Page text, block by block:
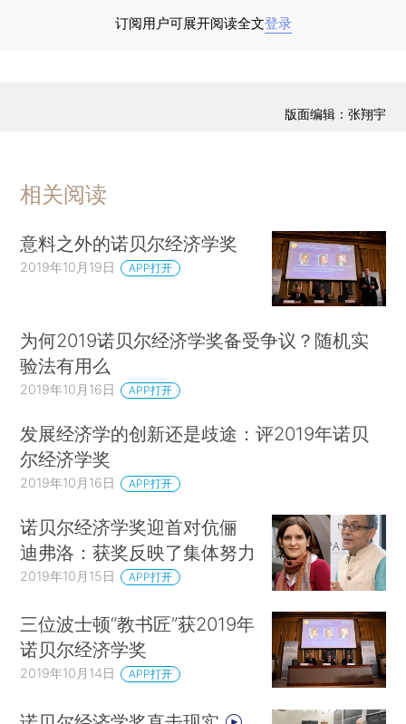
益冲突。本文的写作没有获得任何研究、署名和/或
设立物理学、化学、生理学或医学、文学以及和平
五个类别的年度奖项，以表彰那些“为人类做出杰出
贡献”的个人。这五个领域的诺贝尔奖于1901年首
次颁发。（*1.早在乔治·施蒂格勒（George
Stigler）1982年获得诺贝尔经济学奖之前，他就在
声称“如果诺贝尔先生是一个更明智的人，他就会
把奖颁给社会科学领域的研究者，以更好地实现文
明社会这一人类真正难以达成的目标”。
1968年，为了庆祝瑞典国家银行成立300周
年、支持其从瑞典政府中独立出来，并宣扬其工作
的科学性，瑞典国家银行向诺贝尔基金会捐款，设
立了第六个奖项——“瑞典国家银行纪念阿尔弗雷德
·诺贝尔经济学奖”。（*2.诺贝尔基金会董事会决
定，将不再允许进一步扩充诺贝尔奖覆盖的学科领
由瑞典皇家科学院选出，为拉格纳·弗里希
（Ragnar Frisch）和简·丁伯根（Jan
Tinbergen），两人分别来自挪威和荷兰。2018年
10月，第50届诺贝尔经济学奖颁发，授予威廉·诺
订阅用户可展开阅读全文登录
版面编辑：张翔宇
相关阅读
意料之外的诺贝尔经济学奖
2019年10月19日 APP打开
为何2019诺贝尔经济学奖备受争议？随机实
验法有用么
2019年10月16日 APP打开
发展经济学的创新还是歧途：评2019年诺贝
尔经济学奖
2019年10月16日 APP打开
诺贝尔经济学奖迎首对伉俪
迪弗洛：获奖反映了集体努力
2019年10月15日 APP打开
三位波士顿“教书匠”获2019年
诺贝尔经济学奖
2019年10月14日 APP打开